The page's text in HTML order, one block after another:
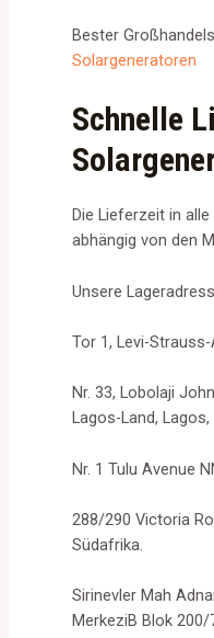
Bester
Solargeneratoren
Schnelle
Die Lieferzeit in
abhängig von den
Unsere
Tor 1, Levi-
Nr. 33, Lobolaji
Lagos-Land, Lagos,
Nr. 1 Tulu Avenue
288/290 Victoria
Südafrika.
Sirinevler Mah
MerkeziB Blok 200/